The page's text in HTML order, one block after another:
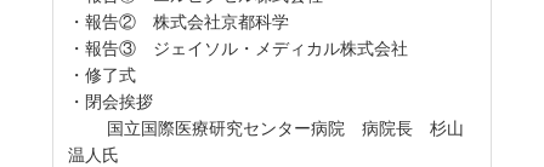
・報告② 株式会社京都科学
・報告③ ジェイソル・メディカル株式会社
・修了式
・閉会挨拶
国立国際医療研究センター病院 病院長 杉山
温人氏